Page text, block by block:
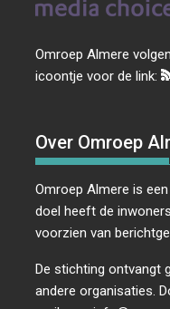
Omroep Almere
icoontje voor de link:
Over Omroep
Omroep Almere is
doel heeft de
voorzien van
De stichting ontvangt
andere organisaties.